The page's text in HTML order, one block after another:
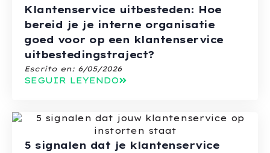
Klantenservice uitbesteden: Hoe
bereid je je interne organisatie
goed voor op een klantenservice
uitbestedingstraject?
Escrito en: 6/05/2026
SEGUIR LEYENDO
5 signalen dat je klantenservice